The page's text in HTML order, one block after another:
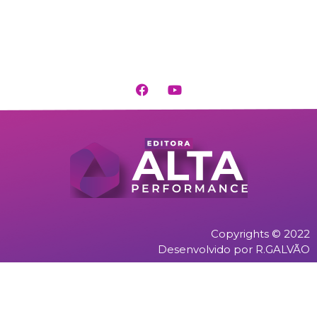
Copyrights © 2022
Desenvolvido por R.GALVÃO